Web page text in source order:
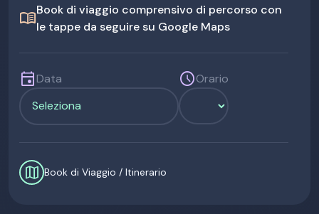
menu_bookBook di viaggio comprensivo di percorso con
le tappe da seguire su Google Maps
eventData scheduleOrario
map Book di Viaggio / Itinerario